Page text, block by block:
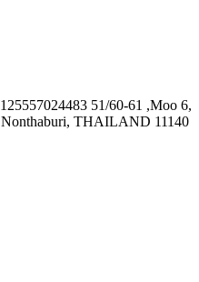
51/60-61 ,Moo 6,
THAILAND 11140